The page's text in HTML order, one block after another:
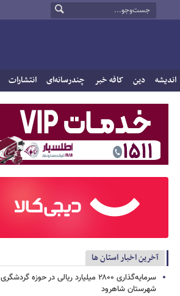
اندیشه دین کافه خبر چندرسانه‌ای انتشارات
آخرین اخبار استان ها
سرمایه‌گذاری ۲۸۰۰ میلیارد ریالی در حوزه گردشگری
شهرستان شاهرود